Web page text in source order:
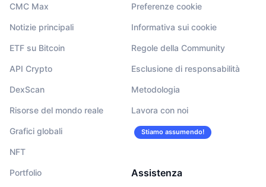
CMC Max
Notizie principali
ETF su Bitcoin
API Crypto
DexScan
Risorse del mondo reale
Grafici globali
NFT
Portfolio
Preferenze cookie
Informativa sui cookie
Regole della Community
Esclusione di responsabilità
Metodologia
Lavora con noi
Stiamo assumendo!
Assistenza